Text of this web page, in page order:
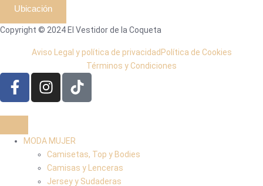
Ubicación
Copyright © 2024 El Vestidor de la Coqueta
Aviso Legal y política de privacidadPolítica de Cookies
Términos y Condiciones
MODA MUJER
Camisetas, Top y Bodies
Camisas y Lenceras
Jersey y Sudaderas